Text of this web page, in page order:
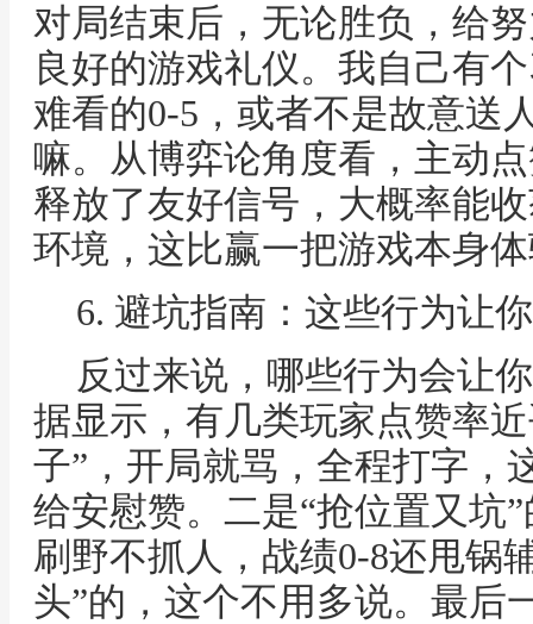
对局结束后，无论胜负，给
良好的游戏礼仪。我自己有
难看的0-5，或者不是故意送
嘛。从博弈论角度看，主动
释放了友好信号，大概率能
环境，这比赢一把游戏本身
6. 避坑指南：这些行为让
反过来说，哪些行为会让
据显示，有几类玩家点赞率
子”，开局就骂，全程打字，
给安慰赞。二是“抢位置又坑
刷野不抓人，战绩0-8还甩锅
头”的，这个不用多说。最后